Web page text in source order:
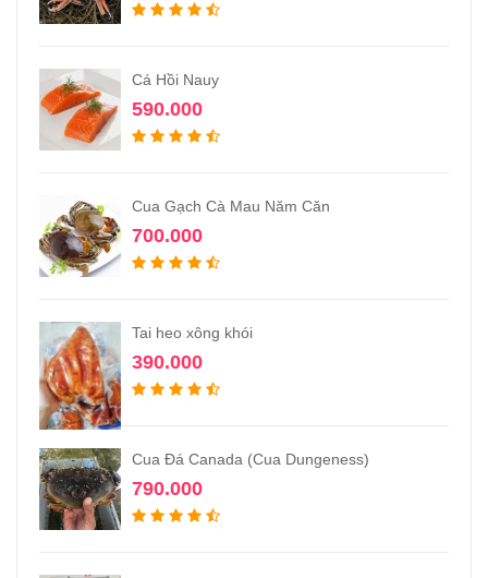
Cá Hồi Nauy
590.000
Cua Gạch Cà Mau Năm Căn
700.000
Tai heo xông khói
390.000
Cua Đá Canada (Cua Dungeness)
790.000